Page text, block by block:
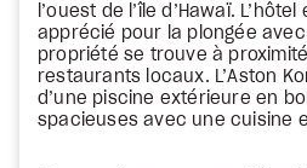
l’ouest de l’île d’Hawaï.
apprécié pour la plongée
propriété se trouve à
restaurants locaux. L’Aston
d’une piscine extérieure en
spacieuses avec une cuisine